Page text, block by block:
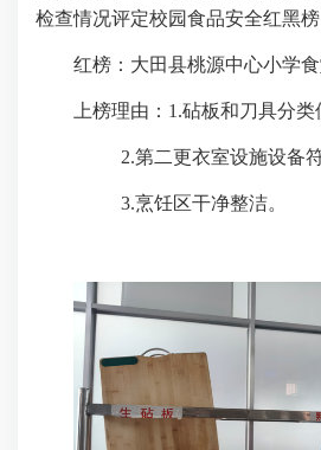
检查情况评定校园食品安全红黑榜
红榜：大田县桃源中心小学
上榜理由： 1.砧板和刀具分类
2.第二更衣室设施设备
3.烹饪区干净整洁。